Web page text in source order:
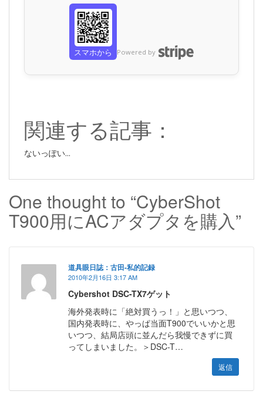
スマホから Powered by
関連する記事：
ないっぽい...
One thought to “CyberShot
T900用にACアダプタを購入”
道具眼日誌：古田-私的記録
2010年2月16日 3:17 AM
Cybershot DSC-TX7ゲット
海外発表時に「絶対買うっ！」と思いつつ、
国内発表時に、やっぱ当面T900でいいかと思
いつつ、結局店頭に並んだら我慢できずに買
ってしまいました。＞DSC-T…
返信